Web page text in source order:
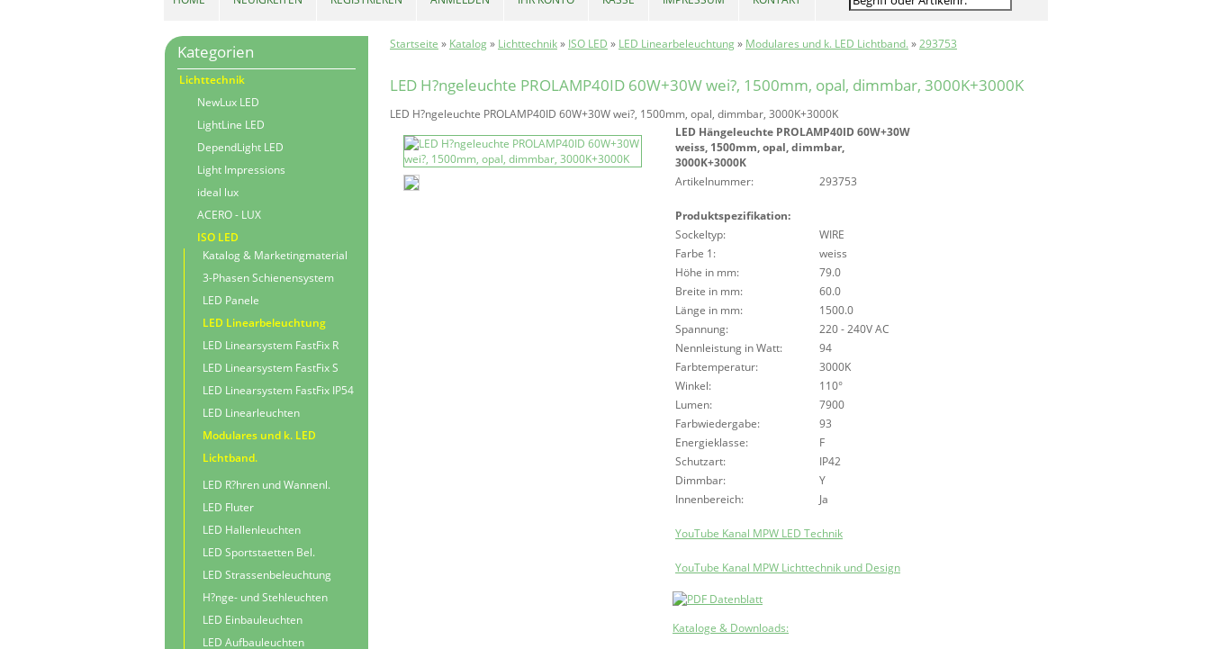
Startseite » Katalog» Lichttechnik» ISO LED » LED Linearbeleuchtung» Modulares und k. LED Lichtband. »293753
LED H?ngeleuchte PROLAMP40ID 60W+30W wei?, 1500mm, opal, dimmbar, 3000K+3000K
LED H?ngeleuchte PROLAMP40ID 60W+30W wei?, 1500mm, opal, dimmbar, 3000K+3000K
LED Hängeleuchte PROLAMP40ID 60W+30W
weiss, 1500mm, opal, dimmbar,
3000K+3000K
Artikelnummer:
293753
Produktspezifikation:
Sockeltyp:
WIRE
Farbe 1:
weiss
Höhe in mm:
79.0
Breite in mm:
60.0
Länge in mm:
1500.0
Spannung:
220 - 240V AC
Nennleistung in Watt:
94
Farbtemperatur:
3000K
Winkel:
110°
Lumen:
7900
Farbwiedergabe:
93
Energieklasse:
F
Schutzart:
IP42
Dimmbar:
Y
Innenbereich:
Ja
YouTube Kanal MPW LED Technik
YouTube Kanal MPW Lichttechnik und Design
Kataloge & Downloads:
Kategorien
Lichttechnik
NewLux LED
LightLine LED
DependLight LED
Light Impressions
ideal lux
ACERO - LUX
ISO LED
Katalog & Marketingmaterial
3-Phasen Schienensystem
LED Panele
LED Linearbeleuchtung
LED Linearsystem FastFix R
LED Linearsystem FastFix S
LED Linearsystem FastFix IP54
LED Linearleuchten
Modulares und k. LED
Lichtband.
LED R?hren und Wannenl.
LED Fluter
LED Hallenleuchten
LED Sportstaetten Bel.
LED Strassenbeleuchtung
H?nge- und Stehleuchten
LED Einbauleuchten
LED Aufbauleuchten